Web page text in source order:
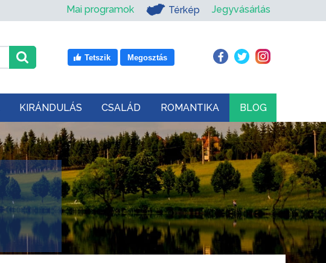
Mai programok Térkép Jegyvásárlás
Tetszik Megosztás
KIRÁNDULÁS CSALÁD ROMANTIKA BLOG